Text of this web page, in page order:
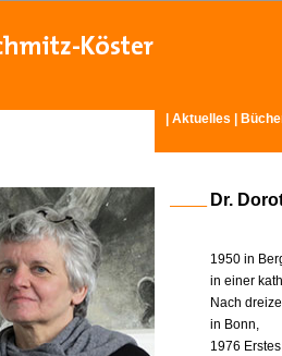
Aktuelles
Dr.
1950 in
in einer
Nach
in Bonn,
1976